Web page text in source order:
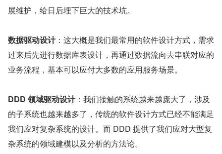
展维护，给日后埋下巨大的技术坑。
数据驱动设计：这大概是我们最常用的软件设计方式，需求
过来后先进行数据库表设计，再通过数据流向去串联对应的
业务流程，基本可以应付大多数的应用服务场景。
DDD 领域驱动设计：我们接触的系统越来越庞大了，涉及
的子系统也越来越多了，传统的软件设计方式已经不能满足
我们应对复杂系统的设计。而 DDD 提供了我们应对大型复
杂系统的领域建模以及分析的方法论。